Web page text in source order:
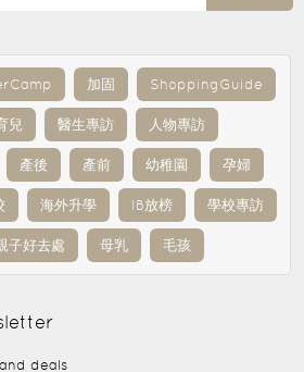
加固 ShoppingGuide
兒 醫生專訪 人物專訪
產後 產前 幼稚園 孕婦
海外升學 IB放榜 學校專訪
子好去處 母乳 毛孩
deals